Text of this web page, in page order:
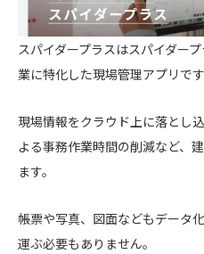
スパイダープラスはスパイダー
業に特化した現場管理アプリです
現場情報をクラウド上に落とし
よる事務作業時間の削減など、
ます。
帳票や写真、図面などもデータ
運ぶ必要もありません。